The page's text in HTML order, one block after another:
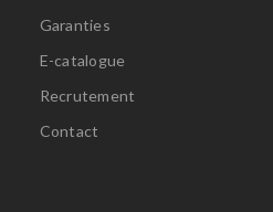
Garanties
E-catalogue
Recrutement
Contact